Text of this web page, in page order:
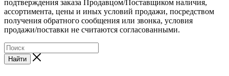
подтверждения заказа Продавцом/Поставщиком наличия,
ассортимента, цены и иных условий продажи, посредством
получения обратного сообщения или звонка, условия
продажи/поставки не считаются согласованными.
Найти